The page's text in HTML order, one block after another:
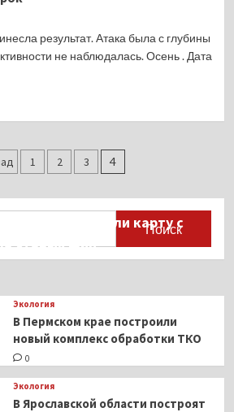
результат. Атака была с глубины
не наблюдалась. Осень . Дата
1 2 3 4
разработали карту с
старых шин
Экология
В Пермском крае построили
новый комплекс обработки ТКО
0
Экология
В Ярославской области построят